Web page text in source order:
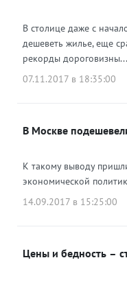
В столице даже с
дешеветь жилье, еще
рекорды
07.11.2017 в 18:35:00
В Москве
К такому выводу
экономической
14.09.2017 в 15:25:00
Цены и бедность –